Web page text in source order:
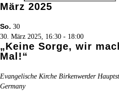
März 2025
So. 30
30. März 2025, 16:30 - 18:00
„Keine Sorge, wir
Mal!“
Evangelische Kirche Birkenwerder
Germany